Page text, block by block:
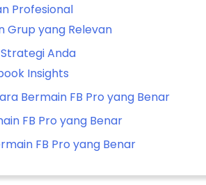
Profesional
Grup yang Relevan
Anda
Insights
Bermain FB Pro yang Benar
FB Pro yang Benar
FB Pro yang Benar